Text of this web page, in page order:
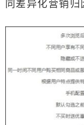
同差异化营销归